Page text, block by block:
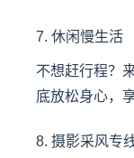
7. 休闲慢生活
不想赶行程？
底放松身心，
8. 摄影采风专